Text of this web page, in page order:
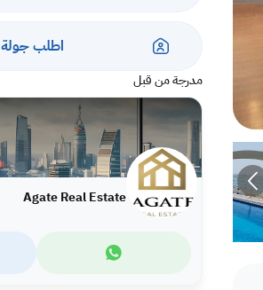
اطلب جولة
مدرجة من قبل
Agate Real Estate